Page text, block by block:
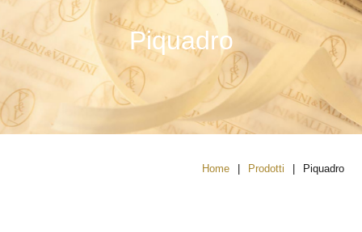
Piquadro
Home | Prodotti | Piquadro